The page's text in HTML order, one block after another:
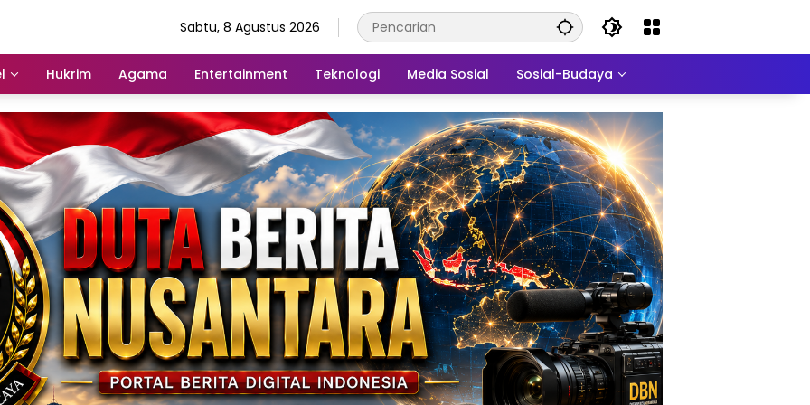
Sabtu, 8 Agustus 2026
Hukrim Agama Entertainment Teknologi Media Sosial Sosial-Budaya